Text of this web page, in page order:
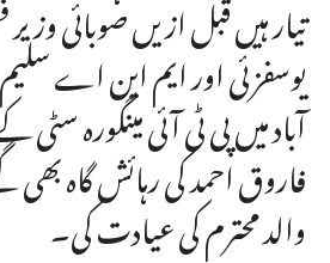
تیار ہیں قبل ازیں صوبائی
یوسفزئی اور ایم این اے
آباد میں پی ٹی آئی مینگورہ
فاروق احمد کی رہائش گاہ
والد محترم کی عیادت کی۔